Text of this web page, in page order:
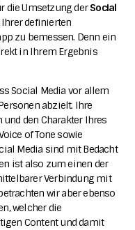
die Umsetzung derSocial
definierten
zu bemessen. Denn ein
in Ihrem Ergebnis
Social Media vor allem
abzielt. Ihre
den Charakter Ihres
of Tone sowie
Media sind mit Bedacht
ist also zum einen der
Verbindung mit
wir aber ebenso
welcher die
Content und damit